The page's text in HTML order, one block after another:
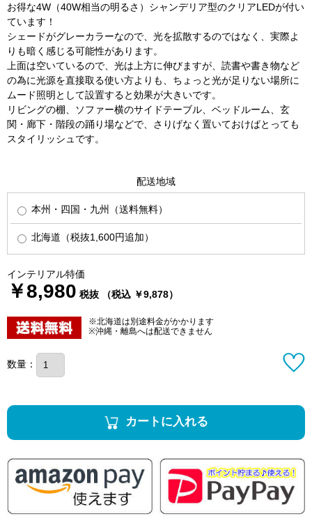
お得な4W（40W相当の明るさ）シャンデリア型のクリアLEDが付い
ています！
シェードがグレーカラーなので、光を拡散するのではなく、実際よ
りも暗く感じる可能性があります。
上面は空いているので、光は上方に伸びますが、読書や書き物など
の為に光源を直接取る使い方よりも、ちょっと光が足りない場所に
ムード照明として設置すると効果が大きいです。
リビングの棚、ソファー横のサイドテーブル、ベッドルーム、玄
関・廊下・階段の踊り場などで、さりげなく置いておけばとっても
スタイリッシュです。
配送地域
本州・四国・九州（送料無料）
北海道（税抜1,600円追加）
インテリアル特価
￥8,980 税抜 （税込 ￥9,878）
※北海道は別途料金がかかります
※沖縄・離島へは配送できません
数量：
カートに入れる